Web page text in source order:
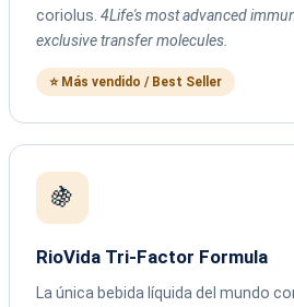
coriolus. 4Life's most advanced
exclusive transfer molecules.
⭐ Más vendido / Best Seller
🍇
RioVida Tri-Factor Formula
La única bebida líquida del mundo